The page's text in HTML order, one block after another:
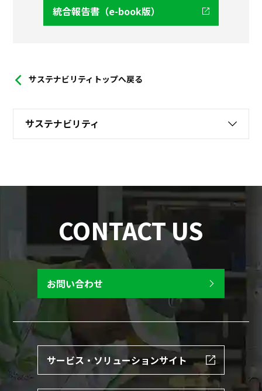
統合報告書（e-book版）
サステナビリティトップへ戻る
サステナビリティ
CONTACT US
お問い合わせ
サービス・ソリューションサイト